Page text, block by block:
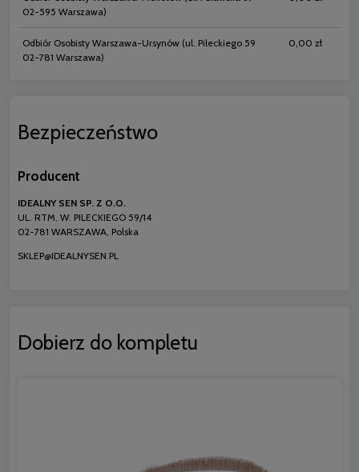
02-595 Warszawa)
Odbiór Osobisty Warszawa-Ursynów (ul. Pileckiego 59
02-781 Warszawa)
0,00 zł
Bezpieczeństwo
Producent
IDEALNY SEN SP. Z O.O.
UL. RTM. W. PILECKIEGO 59/14
02-781 WARSZAWA, Polska
SKLEP@IDEALNYSEN.PL
Dobierz do kompletu